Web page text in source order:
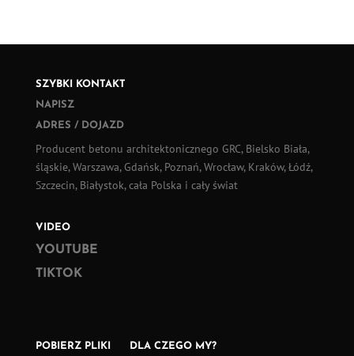
SZYBKI KONTAKT
NAPISZ
ADRES / DOJAZD
Producent betonu architektonicznego GRC, Bielsko Biała,
śląskie, Warszawa, Gdańsk, Poznań, Wrocław, Kraków, Łódź,
Szczecin, Białystok, cała Polska i cały świat
VIDEO
YOUTUBE
TIKTOK
POBIERZ PLIKI DLA CZEGO MY?